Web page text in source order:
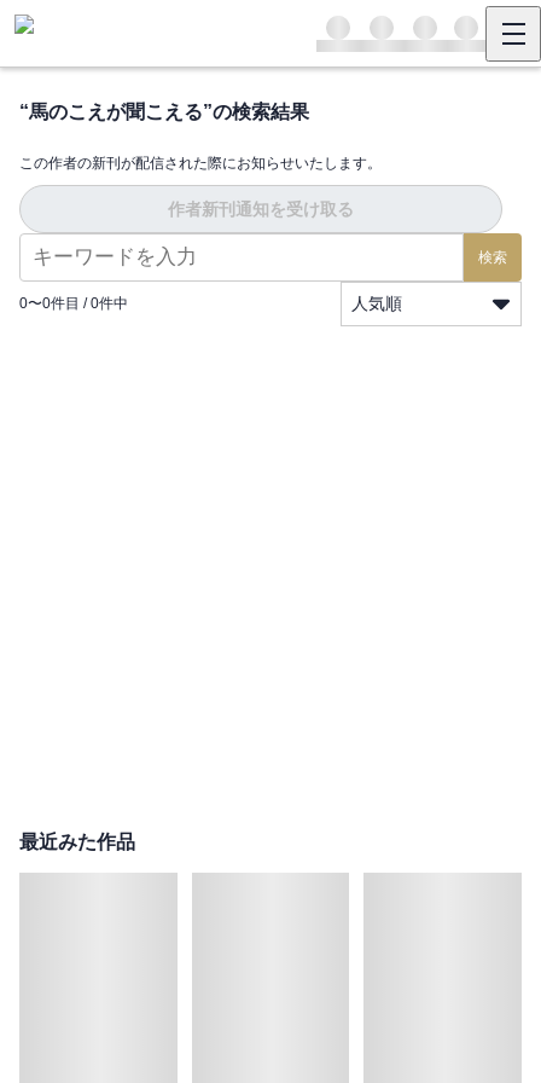
“馬のこえが聞こえる”の検索結果
この作者の新刊が配信された際にお知らせいたします。
作者新刊通知を受け取る
検索
0〜0件目 / 0件中 人気順
最近みた作品